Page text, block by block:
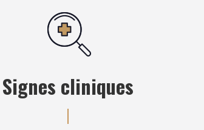
Signes cliniques